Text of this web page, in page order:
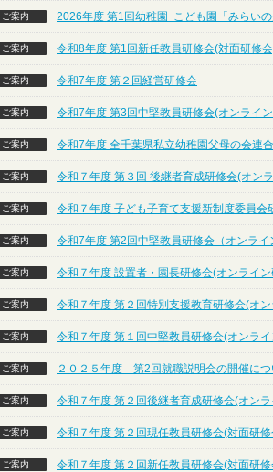
ご案内 2026年度 第1回幼稚園･こども園「みらい
ご案内 令和8年度 第1回新任教員研修会(対面研修
ご案内 令和7年度 第２回経営研修会
ご案内 令和7年度 第3回中堅教員研修会(オンライ
ご案内 令和7年度 全千葉県私立幼稚園父母の会連
ご案内 令和７年度 第３回 後継者育成研修会(オン
ご案内 令和７年度 子ども子育て支援新制度委員会
ご案内 令和7年度 第2回中堅教員研修会（オンライ
ご案内 令和７年度 設置者・園長研修会(オンライ
ご案内 令和７年度 第２回特別支援教育研修会(オ
ご案内 令和７年度 第１回中堅教員研修会(オンラ
ご案内 ２０２５年度 第2回就職説明会の開催につ
ご案内 令和７年度 第２回後継者育成研修会(オン
ご案内 令和７年度 第２回現任教員研修会(対面研
ご案内 令和７年度 第２回新任教員研修会(対面研